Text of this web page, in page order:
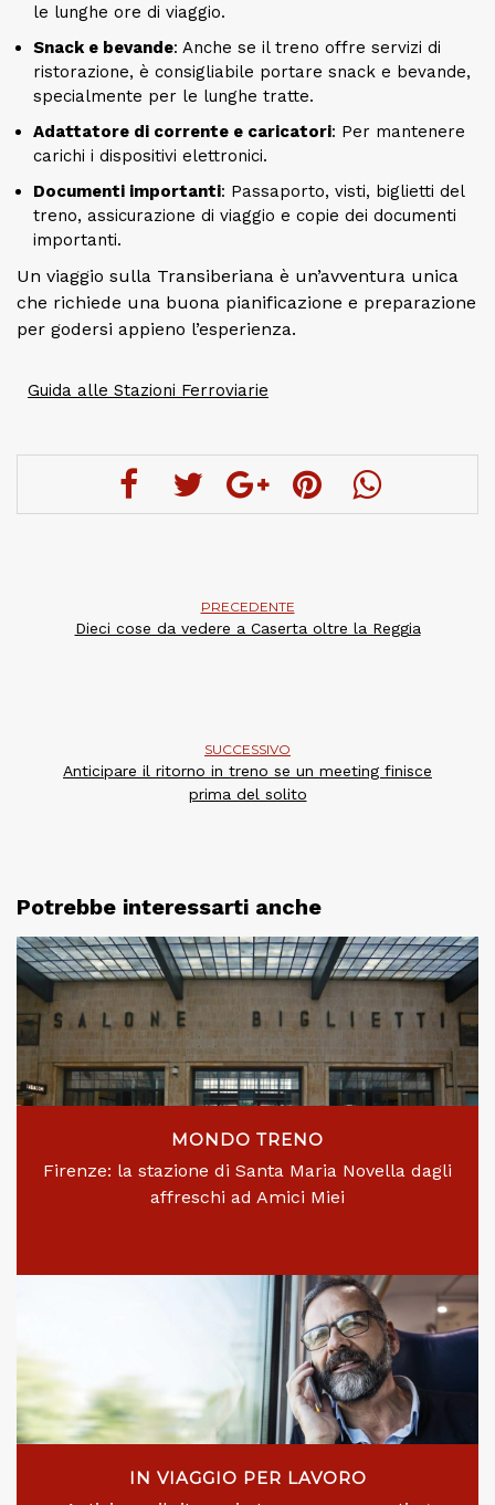
le lunghe ore di viaggio.
Snack e bevande: Anche se il treno offre servizi di
ristorazione, è consigliabile portare snack e bevande,
specialmente per le lunghe tratte.
Adattatore di corrente e caricatori: Per mantenere
carichi i dispositivi elettronici.
Documenti importanti: Passaporto, visti, biglietti del
treno, assicurazione di viaggio e copie dei documenti
importanti.
Un viaggio sulla Transiberiana è un’avventura unica
che richiede una buona pianificazione e preparazione
per godersi appieno l’esperienza.
Guida alle Stazioni Ferroviarie
PRECEDENTE
Dieci cose da vedere a Caserta oltre la Reggia
SUCCESSIVO
Anticipare il ritorno in treno se un meeting finisce
prima del solito
Potrebbe interessarti anche
MONDO TRENO
Firenze: la stazione di Santa Maria Novella dagli
affreschi ad Amici Miei
IN VIAGGIO PER LAVORO